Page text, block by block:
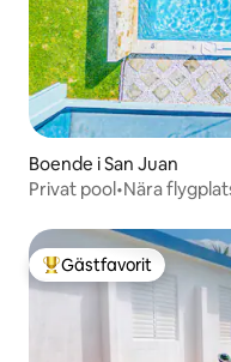
Boende i San Juan
Privat pool•Nära
Populär gästfavorit
Gästfavorit